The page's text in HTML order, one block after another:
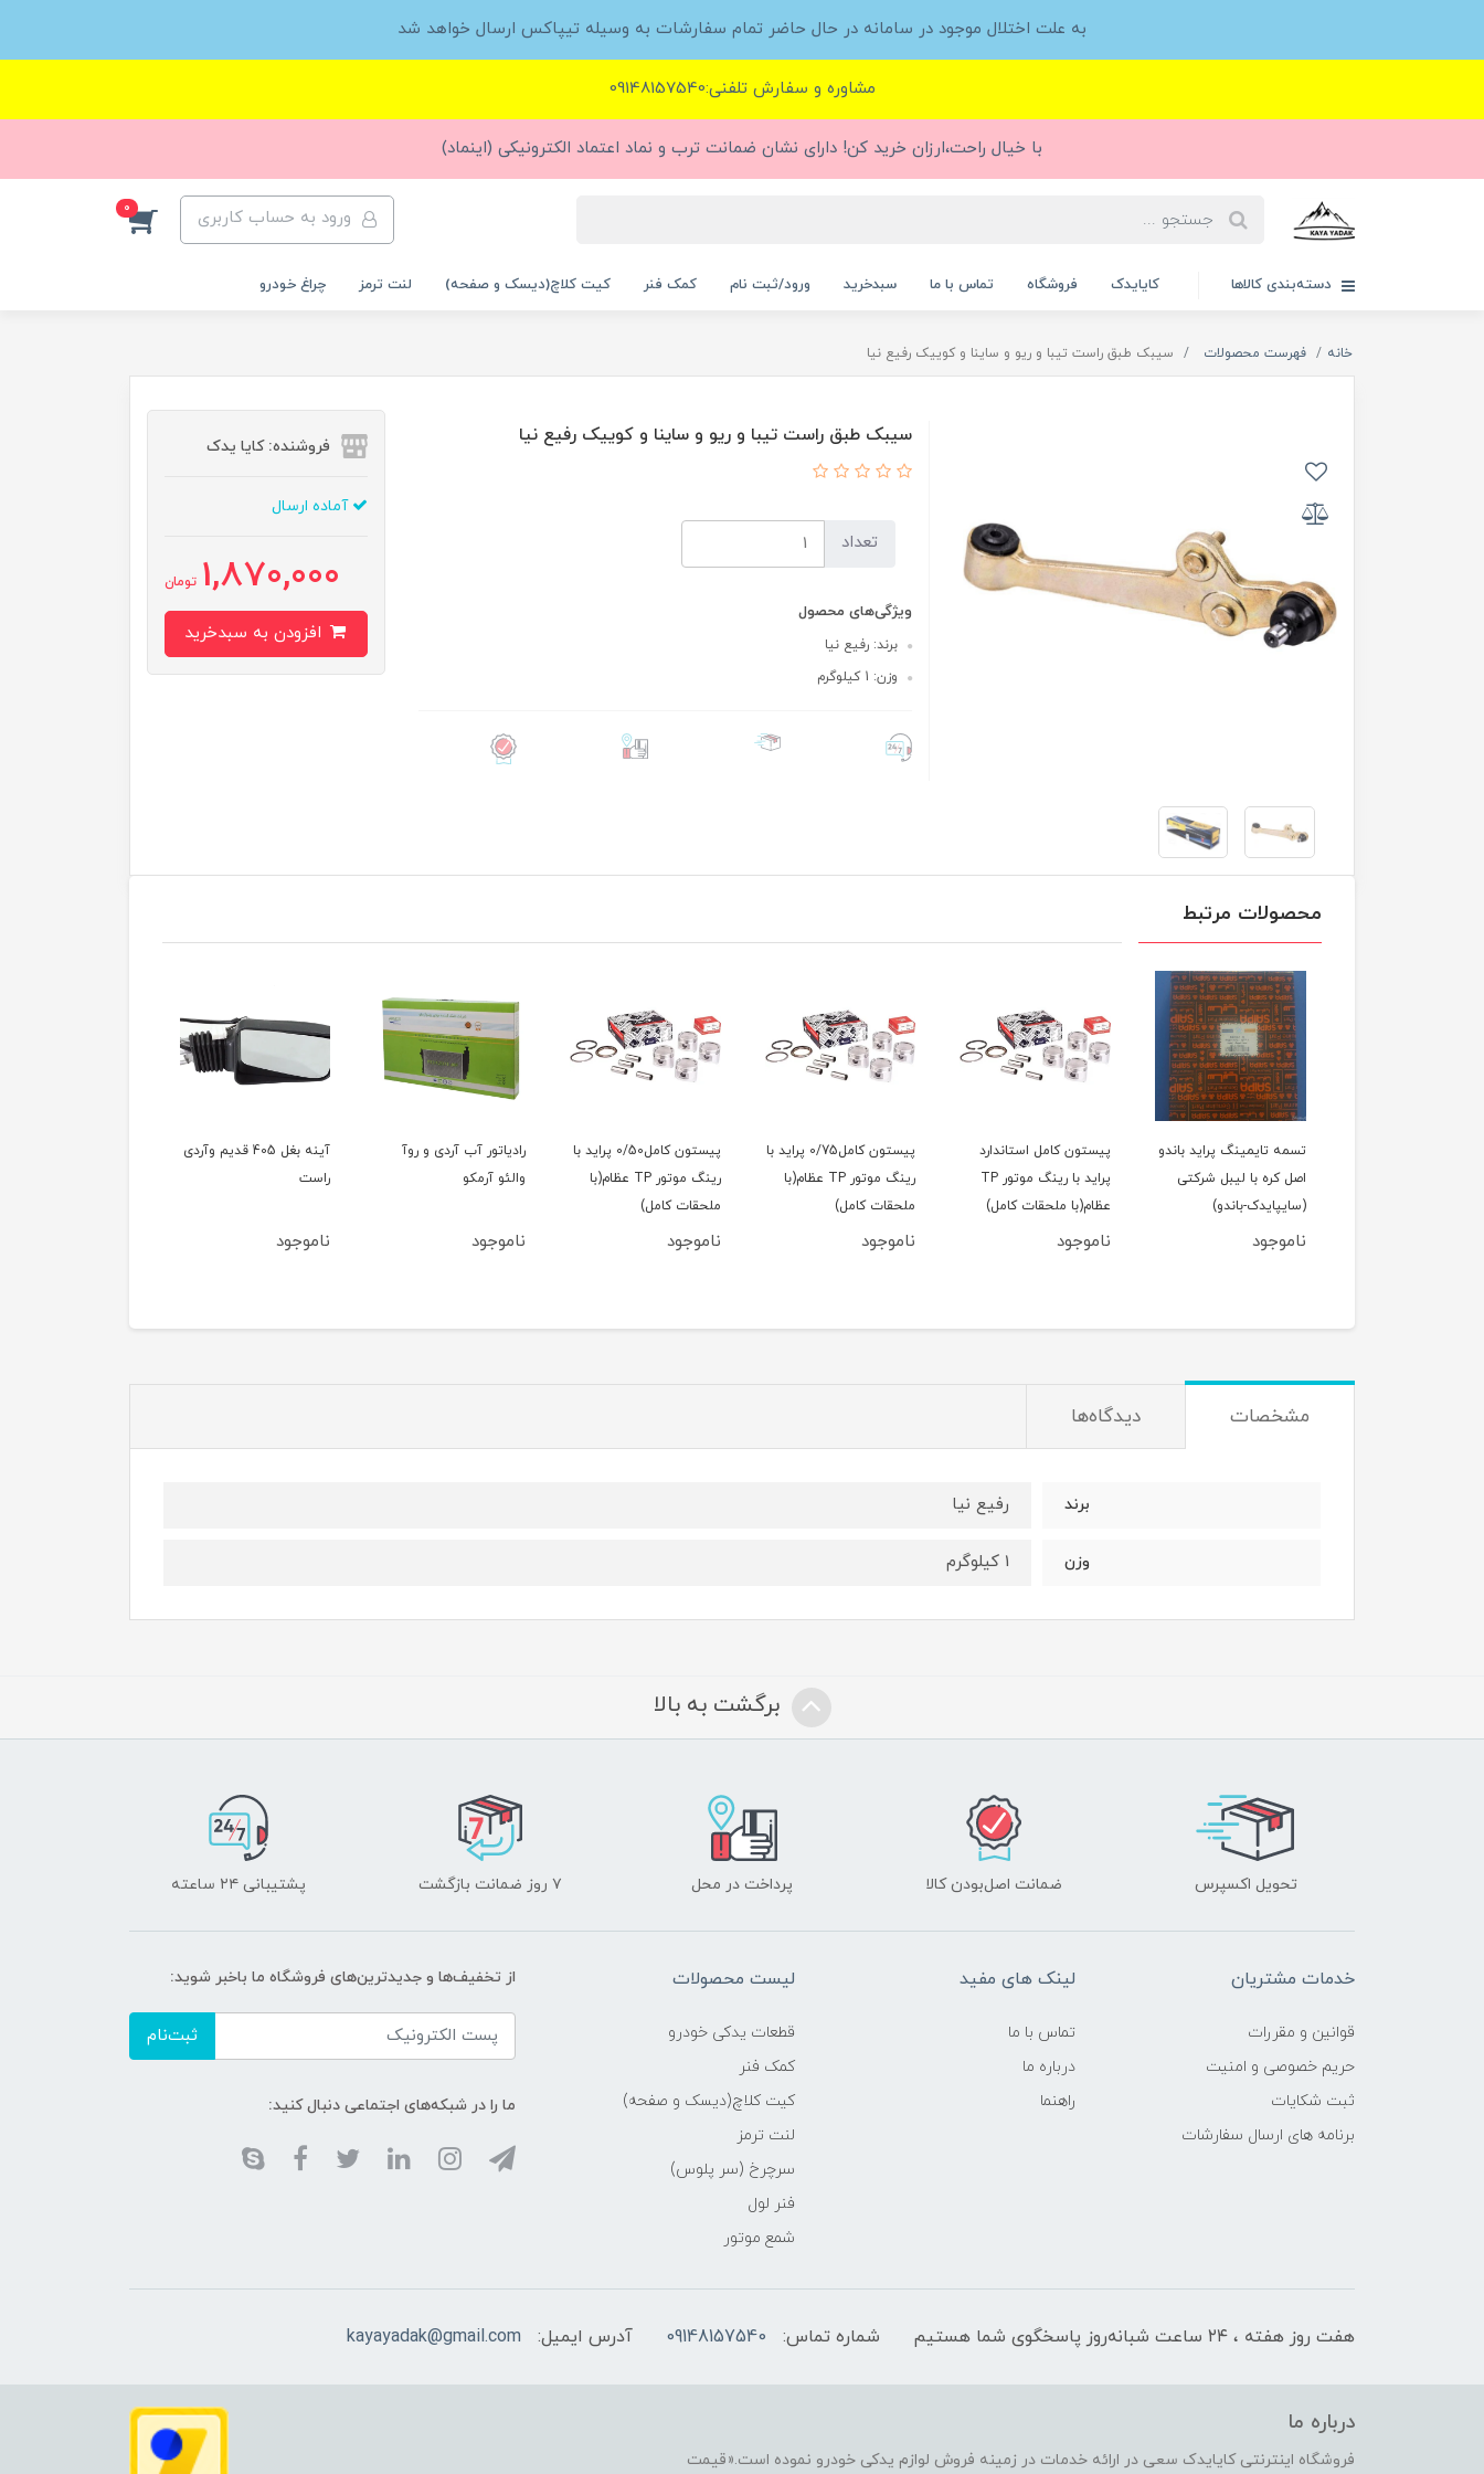
به علت اختلال موجود در سامانه در حال حاضر تمام سفارشات به وسیله تیپاکس ارسال خواهد شد
مشاوره و سفارش تلفنی:09148157540
با خیال راحت،ارزان خرید کن! دارای نشان ضمانت ترب و نماد اعتماد الکترونیکی (اینماد)
ورود به حساب کاربری 0
دسته‌بندی کالاها کایایدک فروشگاه تماس با ما سبدخرید ورود/ثبت نام کمک فنر کیت کلاچ(دیسک و صفحه) لنت ترمز چراغ خودرو
خانه فهرست محصولات سیبک طبق راست تیبا و ریو و ساینا و کوییک رفیع نیا
سیبک طبق راست تیبا و ریو و ساینا و کوییک رفیع نیا
تعداد
ویژگی‌های محصول
برند: رفیع نیا
وزن: 1 کیلوگرم
فروشنده: کایا یدک
آماده ارسال
1,870,000 تومان
محصولات مرتبط
تسمه تایمینگ پراید باندو
اصل کره با لیبل شرکتی
(سایپایدک-باندو)
ناموجود
پیستون کامل استاندارد
پراید با رینگ موتور TP
عظام(با ملحقات کامل)
ناموجود
پیستون کامل0/75 پراید با
رینگ موتور TP عظام(با
ملحقات کامل)
ناموجود
پیستون کامل0/50 پراید با
رینگ موتور TP عظام(با
ملحقات کامل)
ناموجود
رادیاتور آب آردی و روآ
والئو آرمکو
ناموجود
آینه بغل 405 قدیم وآردی
راست
ناموجود
مشخصات دیدگاه‌ها
برند رفیع نیا
وزن 1 کیلوگرم
برگشت به بالا
تحویل اکسپرس ضمانت اصل‌بودن کالا پرداخت در محل ۷ روز ضمانت بازگشت پشتیبانی ۲۴ ساعته
خدمات مشتریان
قوانین و مقررات
حریم خصوصی و امنیت
ثبت شکایات
برنامه های ارسال سفارشات
لینک های مفید
تماس با ما
درباره ما
راهنما
لیست محصولات
قطعات یدکی خودرو
کمک فنر
کیت کلاچ(دیسک و صفحه)
لنت ترمز
سرچرخ (سر پلوس)
فنر لول
شمع موتور
از تخفیف‌ها و جدیدترین‌های فروشگاه ما باخبر شوید:
ثبت‌نام
ما را در شبکه‌های اجتماعی دنبال کنید:
هفت روز هفته ، ۲۴ ساعت شبانه‌روز پاسخگوی شما هستیم شماره تماس: 09148157540 آدرس ایمیل: kayayadak@gmail.com
درباره ما
فروشگاه اینترنتی کایایدک سعی در ارائه خدمات در زمینه فروش لوازم یدکی خودرو نموده است.«قیمت